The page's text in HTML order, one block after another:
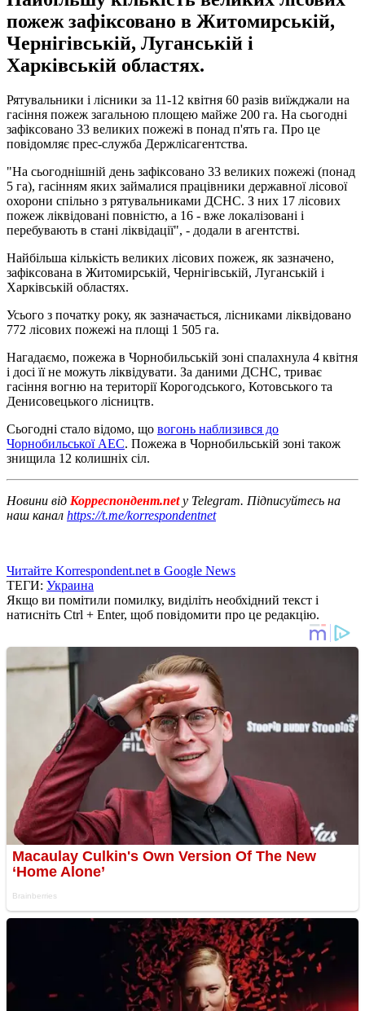
пожеж зафіксовано в Житомирській,
Чернігівській, Луганській і
Харківській областях.
Рятувальники і лісники за 11-12 квітня 60 разів виїжджали на
гасіння пожеж загальною площею майже 200 га. На сьогодні
зафіксовано 33 великих пожежі в понад п'ять га. Про це
повідомляє прес-служба Держлісагентства.
"На сьогоднішній день зафіксовано 33 великих пожежі (понад
5 га), гасінням яких займалися працівники державної лісової
охорони спільно з рятувальниками ДСНС. З них 17 лісових
пожеж ліквідовані повністю, а 16 - вже локалізовані і
перебувають в стані ліквідації", - додали в агентстві.
Найбільша кількість великих лісових пожеж, як зазначено,
зафіксована в Житомирській, Чернігівській, Луганській і
Харківській областях.
Усього з початку року, як зазначається, лісниками ліквідовано
772 лісових пожежі на площі 1 505 га.
Нагадаємо, пожежа в Чорнобильській зоні спалахнула 4 квітня
і досі її не можуть ліквідувати. За даними ДСНС, триває
гасіння вогню на території Корогодського, Котовського та
Денисовецького лісництв.
Сьогодні стало відомо, що вогонь наблизився до
Чорнобильської АЕС. Пожежа в Чорнобильській зоні також
знищила 12 колишніх сіл.
Новини від Корреспондент.net у Telegram. Підписуйтесь на
наш канал https://t.me/korrespondentnet
Читайте Korrespondent.net в Google News
ТЕГИ: Украина
Якщо ви помітили помилку, виділіть необхідний текст і
натисніть Ctrl + Enter, щоб повідомити про це редакцію.